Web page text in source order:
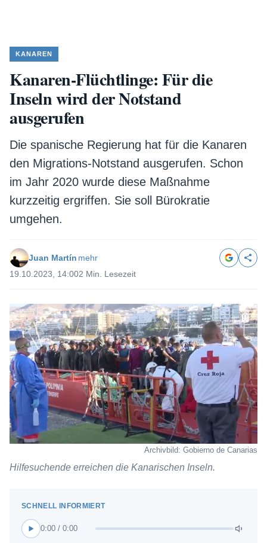
KANAREN
Kanaren-Flüchtlinge: Für die
Inseln wird der Notstand
ausgerufen
Die spanische Regierung hat für die Kanaren
den Migrations-Notstand ausgerufen. Schon
im Jahr 2020 wurde diese Maßnahme
kurzzeitig ergriffen. Sie soll Bürokratie
umgehen.
Juan Martín mehr
19.10.2023, 14:002 Min. Lesezeit
Archivbild: Gobierno de Canarias
Hilfesuchende erreichen die Kanarischen Inseln.
0:00 / 0:00